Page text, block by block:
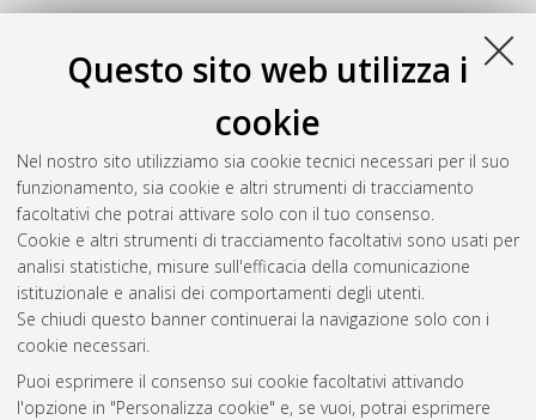
Questo sito web utilizza i
cookie
Nel nostro sito utilizziamo sia cookie tecnici necessari per il suo
funzionamento, sia cookie e altri strumenti di tracciamento
facoltativi che potrai attivare solo con il tuo consenso.
Cookie e altri strumenti di tracciamento facoltativi sono usati per
analisi statistiche, misure sull'efficacia della comunicazione
istituzionale e analisi dei comportamenti degli utenti.
Se chiudi questo banner continuerai la navigazione solo con i
cookie necessari.
Puoi esprimere il consenso sui cookie facoltativi attivando
l'opzione in "Personalizza cookie" e, se vuoi, potrai esprimere
34
Manco, Caterina(2020) The books VI to VIII of Galen’s treatise
On Simple Drugs. Textual transmission and annotated
, [Dissertation thesis], Alma Mater Studiorum
Università di Bologna. Dottorato di ricerca inPhilosophy,
science, cognition, and semiotics (pscs), 34 Ciclo. DOI
10.48676/unibo/amsdottorato/9534.
Questa lista e' stata generata ilFri Aug 7 20:50:31 2026 CEST
Atom
Rss 1.0